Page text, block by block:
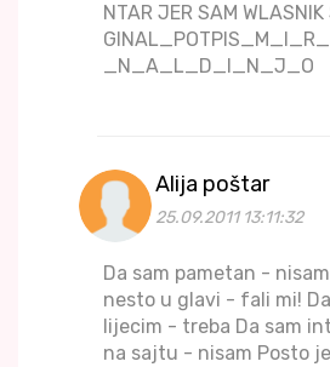
NTAR JER SAM WLASNIK
_N_A_L_D_I_N_J_O
Alija poštar
25.09.2011 13:11:32
Da sam pametan -
nesto u glavi - fali mi!
lijecim - treba Da sam
na sajtu - nisam Posto